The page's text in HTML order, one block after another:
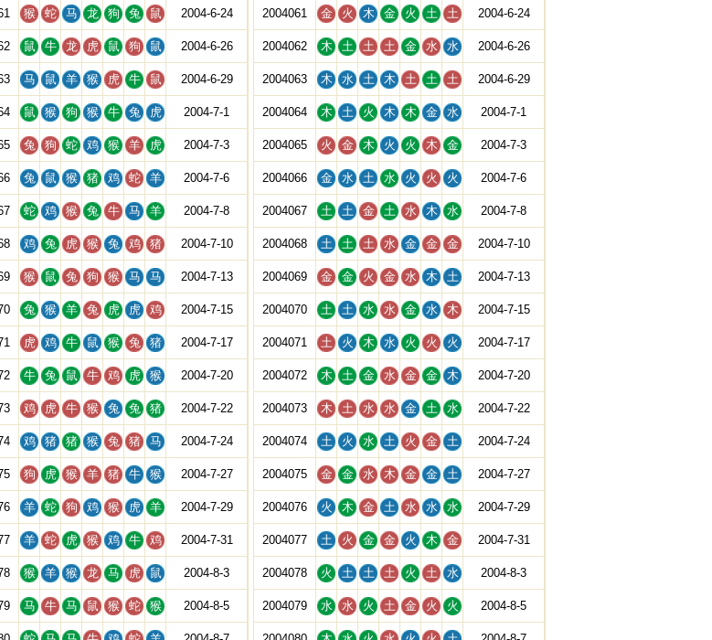
猴 蛇 马 龙 狗 兔 鼠 2004-6-24
鼠 牛 龙 虎 鼠 狗 鼠 2004-6-26
马 鼠 羊 猴 虎 牛 鼠 2004-6-29
鼠 猴 狗 猴 牛 兔 虎 2004-7-1
兔 狗 蛇 鸡 猴 羊 虎 2004-7-3
兔 鼠 猴 猪 鸡 蛇 羊 2004-7-6
蛇 鸡 猴 兔 牛 马 羊 2004-7-8
鸡 兔 虎 猴 兔 鸡 猪 2004-7-10
猴 鼠 兔 狗 猴 马 马 2004-7-13
兔 猴 羊 兔 虎 虎 鸡 2004-7-15
虎 鸡 牛 鼠 猴 兔 猪 2004-7-17
牛 兔 鼠 牛 鸡 虎 猴 2004-7-20
鸡 虎 牛 猴 兔 兔 猪 2004-7-22
鸡 猪 猪 猴 兔 猪 马 2004-7-24
狗 虎 猴 羊 猪 牛 猴 2004-7-27
羊 蛇 狗 鸡 猴 虎 羊 2004-7-29
羊 蛇 虎 猴 鸡 牛 鸡 2004-7-31
猴 羊 猴 龙 马 虎 鼠 2004-8-3
马 牛 马 鼠 猴 蛇 猴 2004-8-5
2004061 金 火 木 金 火 土 土 2004-6-24
2004062 木 土 土 土 金 水 水 2004-6-26
2004063 木 水 土 木 土 土 土 2004-6-29
2004064 木 土 火 木 木 金 水 2004-7-1
2004065 火 金 木 火 火 木 金 2004-7-3
2004066 金 水 土 水 火 火 火 2004-7-6
2004067 土 土 金 土 水 木 水 2004-7-8
2004068 土 土 土 水 金 金 金 2004-7-10
2004069 金 金 火 金 水 木 土 2004-7-13
2004070 土 土 水 水 金 水 木 2004-7-15
2004071 土 火 木 水 火 火 火 2004-7-17
2004072 木 土 金 水 金 金 木 2004-7-20
2004073 木 土 水 水 金 土 水 2004-7-22
2004074 土 火 水 土 火 金 土 2004-7-24
2004075 金 金 水 木 金 金 土 2004-7-27
2004076 火 木 金 土 水 水 水 2004-7-29
2004077 土 火 金 金 火 木 金 2004-7-31
2004078 火 土 土 土 火 土 水 2004-8-3
2004079 水 水 火 土 金 火 火 2004-8-5